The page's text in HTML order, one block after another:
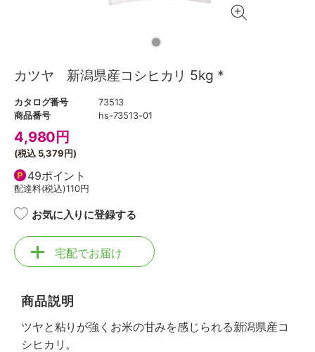
カツヤ 新潟県産コシヒカリ 5kg *
カタログ番号
73513
商品番号
hs-73513-01
4,980 円
(税込 5,379円)
49ポイント
配達料(税込)110円
お気に入りに登録する
宅配でお届け
商品説明
ツヤと粘りが強くお米の甘みを感じられる新潟県産コ
シヒカリ。